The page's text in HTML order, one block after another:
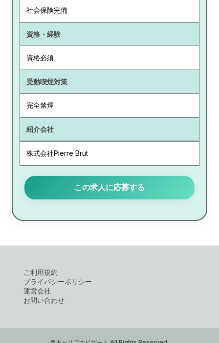
社会保険完備
資格・経験
資格必須
受動喫煙対策
完全禁煙
紹介会社
株式会社Pierre Brut
この求人に応募する
ご利用規約
プライバシーポリシー
運営会社
お問い合わせ